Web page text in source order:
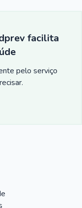
facilita
pelo serviço